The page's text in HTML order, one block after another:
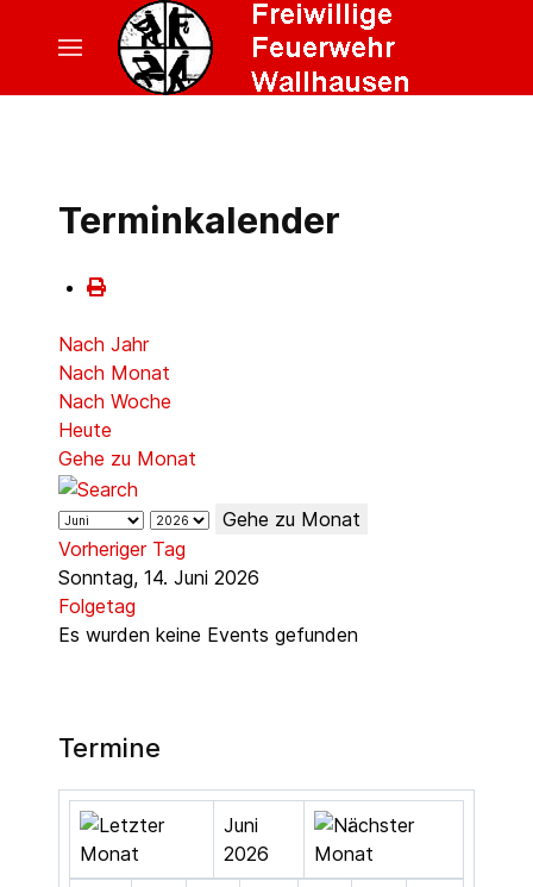
Terminkalender
Nach Jahr
Nach Monat
Nach Woche
Heute
Gehe zu Monat
Gehe zu Monat
Vorheriger Tag
Sonntag, 14. Juni 2026
Folgetag
Es wurden keine Events gefunden
Termine
Juni
2026